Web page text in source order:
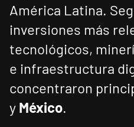
América Latina.
inversiones más
tecnológicos,
e infraestructura
concentraron
y México.